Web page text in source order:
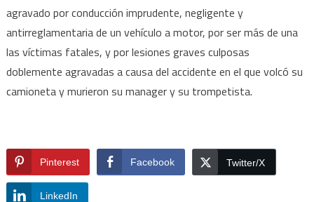
agravado por conducción imprudente, negligente y
antirreglamentaria de un vehículo a motor, por ser más de una
las víctimas fatales, y por lesiones graves culposas
doblemente agravadas a causa del accidente en el que volcó su
camioneta y murieron su manager y su trompetista.
Pinterest Facebook Twitter/X
LinkedIn